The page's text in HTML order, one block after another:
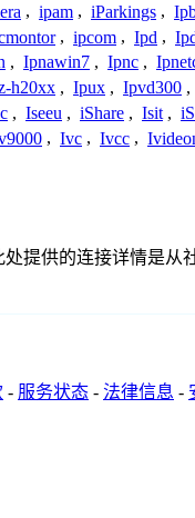
, ipam , iParkings ,
, ipcom , Ipd ,
, Ipnawin7 , Ipnc ,
h20xx , Ipux , Ipvd300 ,
, Iseeu , iShare , Isit ,
, Ivc , Ivcc ,
提供的连接详情是
- 服务状态 - 法律信息 -